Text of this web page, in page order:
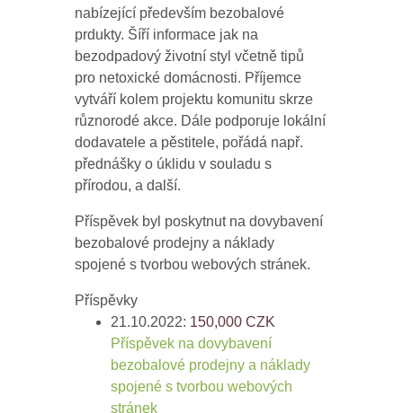
nabízející především bezobalové
prdukty. Šíří informace jak na
bezodpadový životní styl včetně tipů
pro netoxické domácnosti. Příjemce
vytváří kolem projektu komunitu skrze
různorodé akce. Dále podporuje lokální
dodavatele a pěstitele, pořádá např.
přednášky o úklidu v souladu s
přírodou, a další.
Příspěvek byl poskytnut na dovybavení
bezobalové prodejny a náklady
spojené s tvorbou webových stránek.
Příspěvky
21.10.2022: 150,000CZK
Příspěvek na dovybavení
bezobalové prodejny a náklady
spojené s tvorbou webových
stránek